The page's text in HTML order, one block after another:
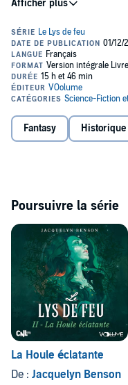
Mais pour sauver la vie de
pourtant aucune confiance
par ses propres pouvoirs
Des galeries rutilantes de
Southwark, Lily et
complot, affrontant passé
©2021 Rivka (P)2023
Fantasy Historique
Poursuivre la série
La Houle éclatante
De : Jacquelyn Benson